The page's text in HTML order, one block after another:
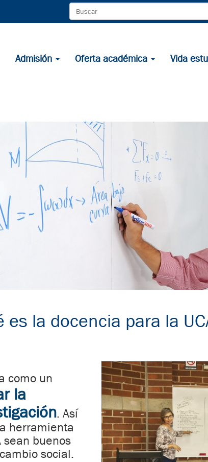
Admisión Oferta académica Vida
es la docencia para la
como un
la
. Así
herramienta
sean buenos
social.